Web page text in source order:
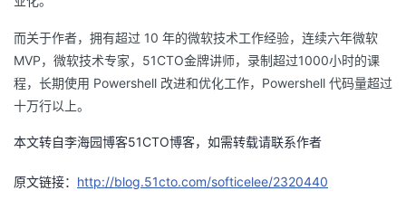
而关于作者，拥有超过 10 年的微软技术工作经验，连续六年微软
MVP，微软技术专家，51CTO金牌讲师，录制超过1000小时的课
程，长期使用 Powershell 改进和优化工作，Powershell 代码量超过
十万行以上。
本文转自李海园博客51CTO博客，如需转载请联系作者
原文链接： http://blog.51cto.com/softicelee/2320440